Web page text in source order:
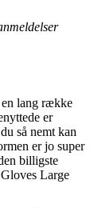
en lang række
er
så nemt kan
er jo super
billigste
Large